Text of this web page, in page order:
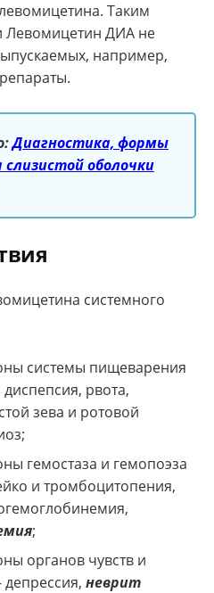
Таким
Левомицетин ДИА не
например,
Диагностика, формы
слизистой оболочки
системного
системы пищеварения
диспепсия, рвота,
зева и ротовой
гемостаза и гемопоэза
и тромбоцитопения,
;
органов чувств и
неврит